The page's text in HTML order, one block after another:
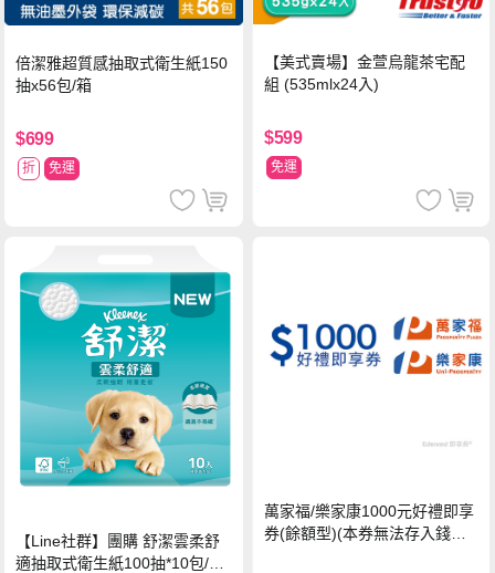
倍潔雅超質感抽取式衛生紙150
抽x56包/箱
$699
折 免運
【美式賣場】金萱烏龍茶宅配
組 (535mlx24入)
$599
免運
【Line社群】團購 舒潔雲柔舒
適抽取式衛生紙100抽*10包/6
萬家福/樂家康1000元好禮即享
券(餘額型)(本券無法存入錢包